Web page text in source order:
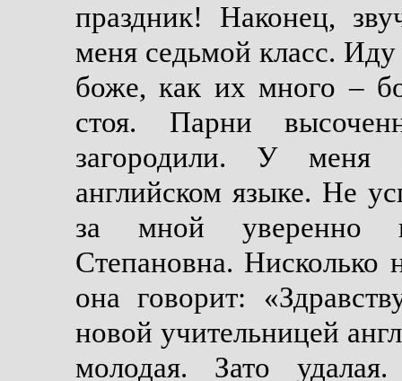
праздник! Наконец,
меня седьмой класс.
боже, как их много –
стоя. Парни
загородили. У меня
английском языке. Не
за мной уверенно
Степановна. Нисколько
она говорит:
новой учительницей
молодая. Зато